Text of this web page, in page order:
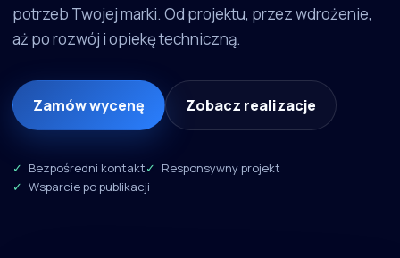
potrzeb Twojej marki. Od projektu, przez wdrożenie,
aż po rozwój i opiekę techniczną.
Zamów wycenę Zobacz realizacje
Bezpośredni kontakt
Responsywny projekt
Wsparcie po publikacji